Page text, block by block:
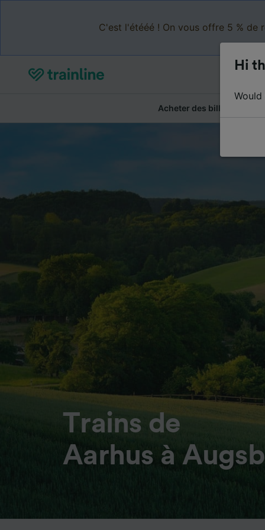
C'est l'étééé ! On vous offre 5 %
Acheter des billets
Trains de
Aarhus à
Hi